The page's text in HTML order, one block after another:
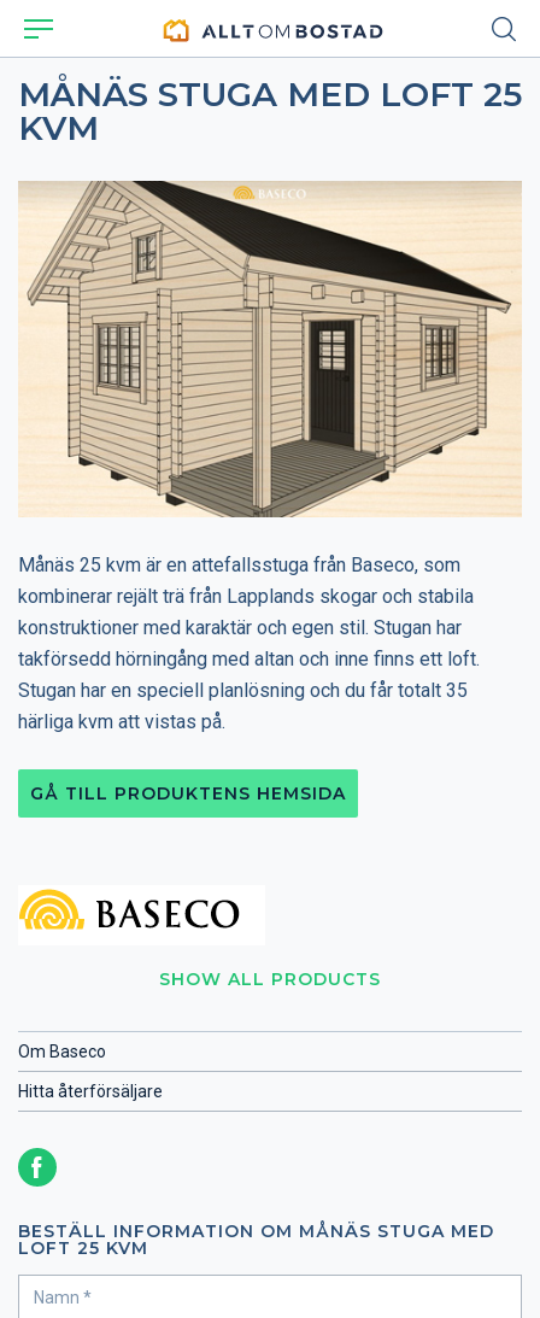
MÅNÄS STUGA MED LOFT 25
KVM
SHOW ALL PRODUCTS
Om Baseco
Hitta återförsäljare
BESTÄLL INFORMATION OM MÅNÄS STUGA MED
LOFT 25 KVM
Månäs 25 kvm är en attefallsstuga från Baseco, som
kombinerar rejält trä från Lapplands skogar och stabila
konstruktioner med karaktär och egen stil. Stugan har
takförsedd hörningång med altan och inne finns ett loft.
Stugan har en speciell planlösning och du får totalt 35
härliga kvm att vistas på.
GÅ TILL PRODUKTENS HEMSIDA